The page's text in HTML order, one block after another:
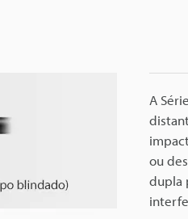
A
ou
dupla